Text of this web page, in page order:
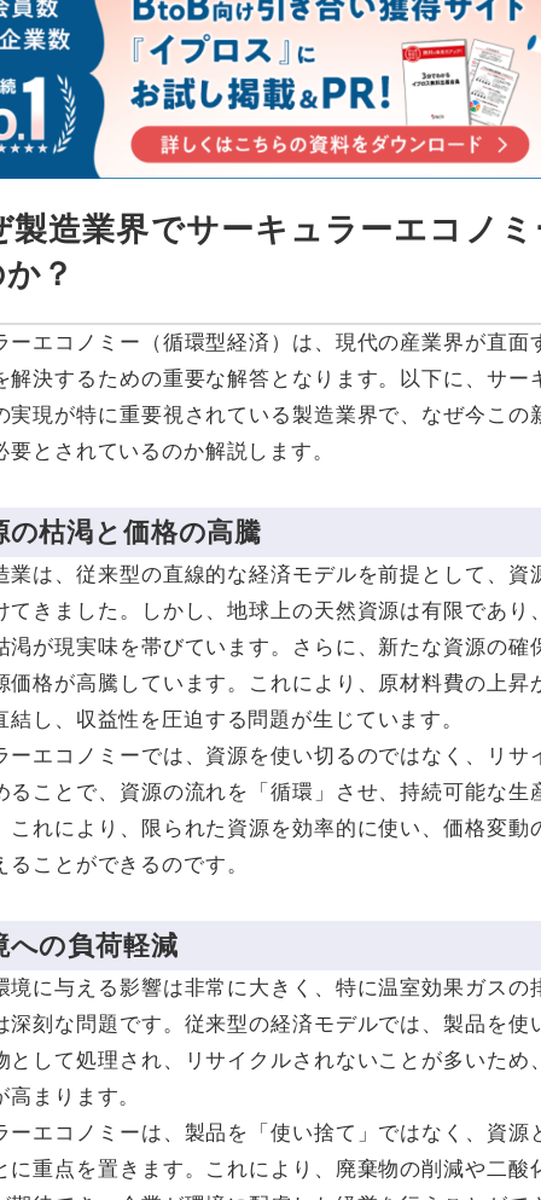
製造業界でサーキュラーエコノ
？
ーエコノミー（循環型経済）は、現代の産業界が直面
解決するための重要な解答となります。以下に、サー
実現が特に重要視されている製造業界で、なぜ今この
要とされているのか解説します。
の枯渇と価格の高騰
業は、従来型の直線的な経済モデルを前提として、資
てきました。しかし、地球上の天然資源は有限であり
渇が現実味を帯びています。さらに、新たな資源の確
価格が高騰しています。これにより、原材料費の上昇
結し、収益性を圧迫する問題が生じています。
ーエコノミーでは、資源を使い切るのではなく、リサ
ることで、資源の流れを「循環」させ、持続可能な生
これにより、限られた資源を効率的に使い、価格変動
ることができるのです。
への負荷軽減
境に与える影響は非常に大きく、特に温室効果ガスの
深刻な問題です。従来型の経済モデルでは、製品を使
として処理され、リサイクルされないことが多いため
高まります。
ーエコノミーは、製品を「使い捨て」ではなく、資源
に重点を置きます。これにより、廃棄物の削減や二酸